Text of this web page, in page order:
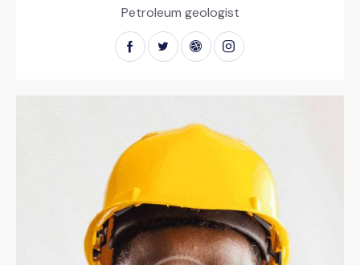
Petroleum geologist